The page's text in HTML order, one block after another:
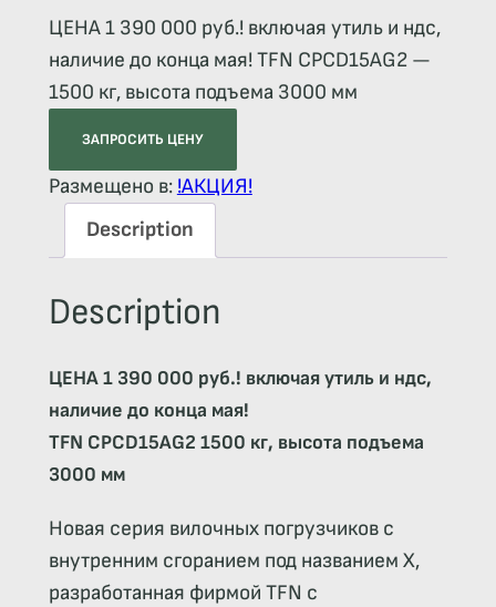
ЦЕНА 1 390 000 руб.! включая утиль и ндс,
наличие до конца мая! TFN CPCD15AG2 —
1500 кг, высота подъема 3000 мм
ЗАПРОСИТЬ ЦЕНУ
Размещено в: !АКЦИЯ!
Description
Description
ЦЕНА 1 390 000 руб.! включая утиль и ндс,
наличие до конца мая!
TFN CPCD15AG2 1500 кг, высота подъема
3000 мм
Новая серия вилочных погрузчиков с
внутренним сгоранием под названием X,
разработанная фирмой TFN с